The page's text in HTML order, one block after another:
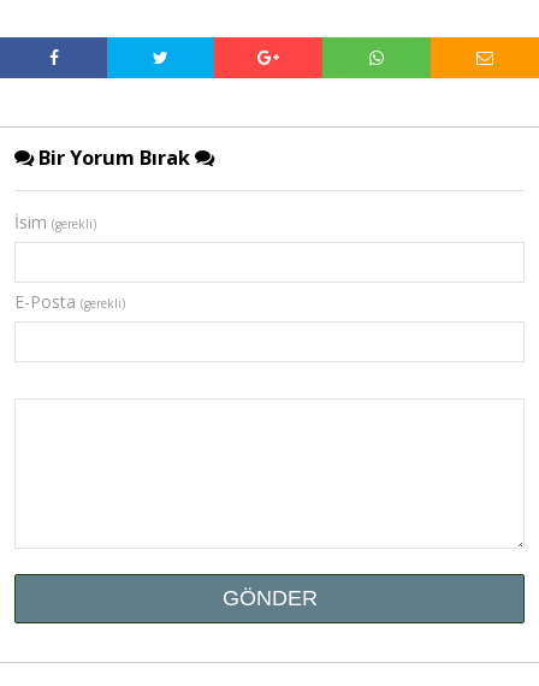
Bir Yorum Bırak
İsim (gerekli)
E-Posta (gerekli)